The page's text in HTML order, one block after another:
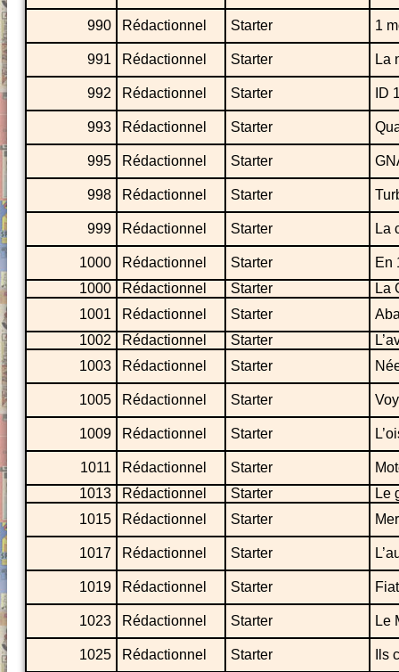
990 Rédactionnel Starter 1
991 Rédactionnel Starter La
992 Rédactionnel Starter ID
993 Rédactionnel Starter
995 Rédactionnel Starter
998 Rédactionnel Starter
999 Rédactionnel Starter La
1000 Rédactionnel Starter
En
1000
Rédactionnel Starter
La
1001
Rédactionnel Starter
1002
Rédactionnel Starter
1003
Rédactionnel Starter
1005 Rédactionnel Starter
1009 Rédactionnel Starter
1011 Rédactionnel Starter
1013
Rédactionnel Starter
Le
1015
Rédactionnel Starter
1017 Rédactionnel Starter
1019 Rédactionnel Starter
1023 Rédactionnel Starter Le
1025 Rédactionnel Starter Ils